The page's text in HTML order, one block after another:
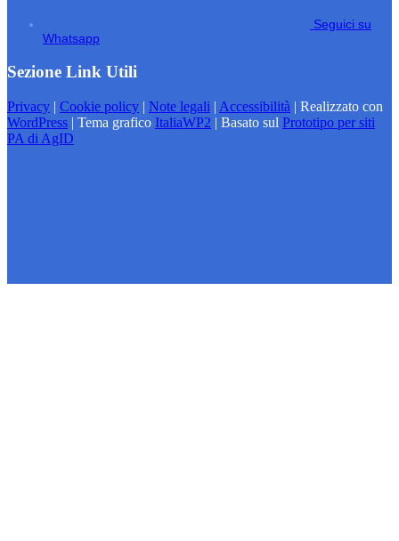
Seguici su
Whatsapp
Sezione Link Utili
Privacy | Cookie policy | Note legali | Accessibilità | Realizzato con
WordPress | Tema grafico ItaliaWP2 | Basato sul Prototipo per siti
PA di AgID